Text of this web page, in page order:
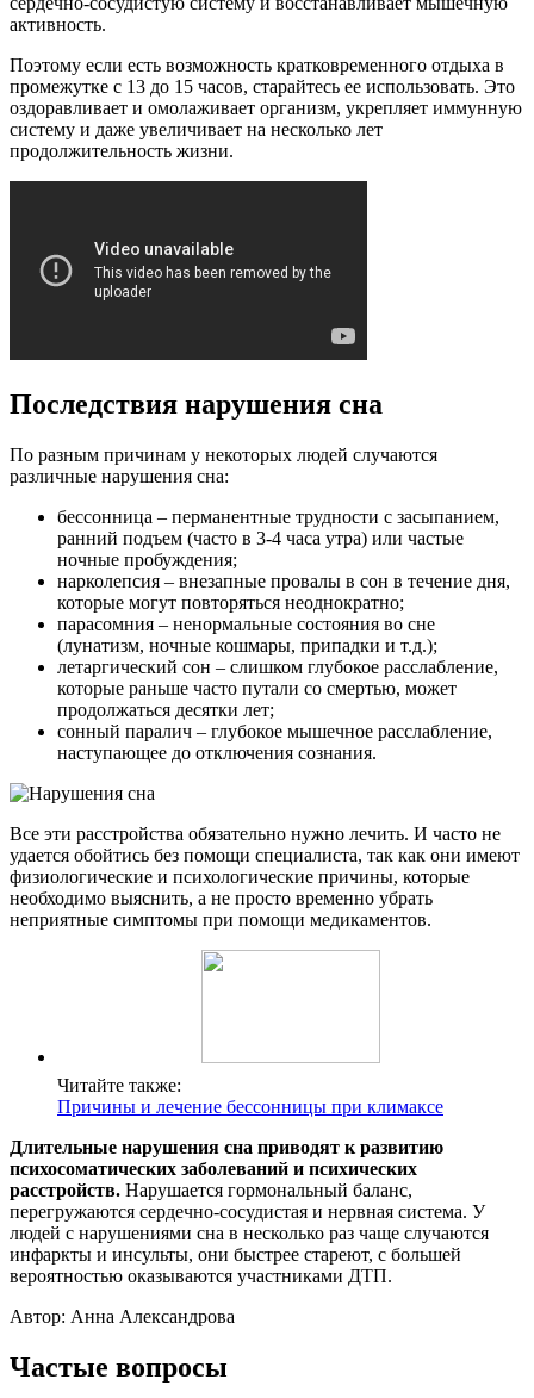
активность.
Поэтому если есть возможность кратковременного отдыха в
промежутке с 13 до 15 часов, старайтесь ее использовать. Это
оздоравливает и омолаживает организм, укрепляет иммунную
систему и даже увеличивает на несколько лет
продолжительность жизни.
Последствия нарушения сна
По разным причинам у некоторых людей случаются
различные нарушения сна:
бессонница – перманентные трудности с засыпанием,
ранний подъем (часто в 3-4 часа утра) или частые
ночные пробуждения;
нарколепсия – внезапные провалы в сон в течение дня,
которые могут повторяться неоднократно;
парасомния – ненормальные состояния во сне
(лунатизм, ночные кошмары, припадки и т.д.);
летаргический сон – слишком глубокое расслабление,
которые раньше часто путали со смертью, может
продолжаться десятки лет;
сонный паралич – глубокое мышечное расслабление,
наступающее до отключения сознания.
Все эти расстройства обязательно нужно лечить. И часто не
удается обойтись без помощи специалиста, так как они имеют
физиологические и психологические причины, которые
необходимо выяснить, а не просто временно убрать
неприятные симптомы при помощи медикаментов.
Читайте также:
Причины и лечение бессонницы при климаксе
Длительные нарушения сна приводят к развитию
психосоматических заболеваний и психических
расстройств. Нарушается гормональный баланс,
перегружаются сердечно-сосудистая и нервная система. У
людей с нарушениями сна в несколько раз чаще случаются
инфаркты и инсульты, они быстрее стареют, с большей
вероятностью оказываются участниками ДТП.
Автор: Анна Александрова
Частые вопросы